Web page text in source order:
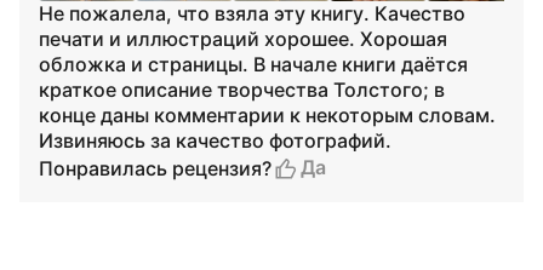
Не пожалела, что взяла эту книгу. Качество
печати и иллюстраций хорошее. Хорошая
обложка и страницы. В начале книги даётся
краткое описание творчества Толстого; в
конце даны комментарии к некоторым словам.
Извиняюсь за качество фотографий.
Понравилась рецензия?
Да